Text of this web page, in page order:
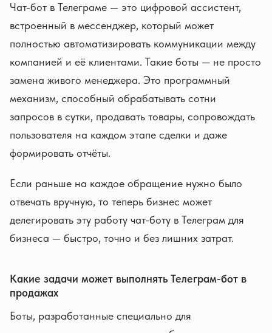
Чат-бот в Телеграме — это цифровой ассистент,
встроенный в мессенджер, который может
полностью автоматизировать коммуникации между
компанией и её клиентами. Такие боты — не просто
замена живого менеджера. Это программный
механизм, способный обрабатывать сотни
запросов в сутки, продавать товары, сопровождать
пользователя на каждом этапе сделки и даже
формировать отчёты.
Если раньше на каждое обращение нужно было
отвечать вручную, то теперь бизнес может
делегировать эту работу чат-боту в Телеграм для
бизнеса — быстро, точно и без лишних затрат.
Какие задачи может выполнять Телеграм-бот в
продажах
Боты, разработанные специально для